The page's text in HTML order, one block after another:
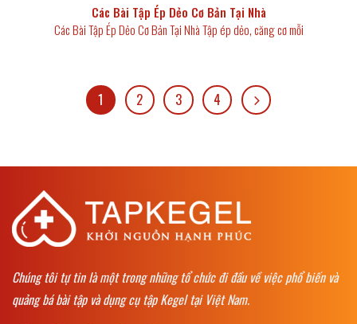
Các Bài Tập Ép Dẻo Cơ Bản Tại Nhà
Các Bài Tập Ép Dẻo Cơ Bản Tại Nhà Tập ép dẻo, căng cơ mỗi
1 2 3 4
Chúng tôi tự tin là một trong những tổ chức đi đầu về việc phổ biến và
quảng bá bài tập và dụng cụ tập Kegel tại Việt Nam.